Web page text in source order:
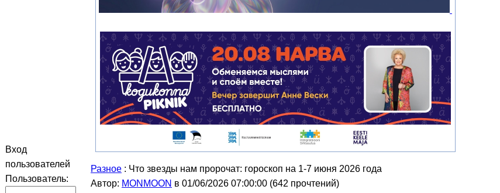
Вход
пользователей
Пользователь:
Разное : Что звезды нам пророчат: гороскоп на 1-7 июня 2026 года
Автор: MONMOON в 01/06/2026 07:00:00 (642 прочтений)